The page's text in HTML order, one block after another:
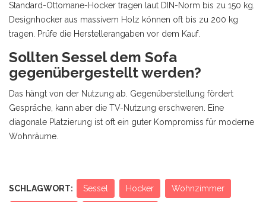
Standard-Ottomane-Hocker tragen laut DIN-Norm bis zu 150 kg.
Designhocker aus massivem Holz können oft bis zu 200 kg
tragen. Prüfe die Herstellerangaben vor dem Kauf.
Sollten Sessel dem Sofa
gegenübergestellt werden?
Das hängt von der Nutzung ab. Gegenüberstellung fördert
Gespräche, kann aber die TV-Nutzung erschweren. Eine
diagonale Platzierung ist oft ein guter Kompromiss für moderne
Wohnräume.
SCHLAGWORT: Sessel Hocker Wohnzimmer